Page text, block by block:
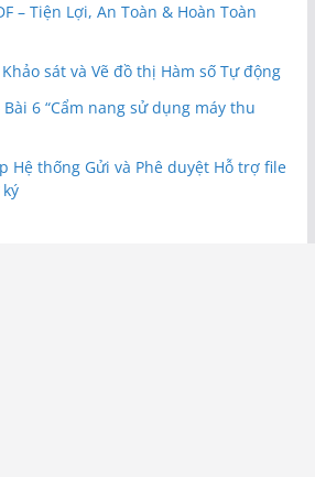
– Tiện Lợi, An Toàn & Hoàn Toàn
sát và Vẽ đồ thị Hàm số Tự động
Bài 6 “Cẩm nang sử dụng máy thu
Hệ thống Gửi và Phê duyệt Hỗ trợ file